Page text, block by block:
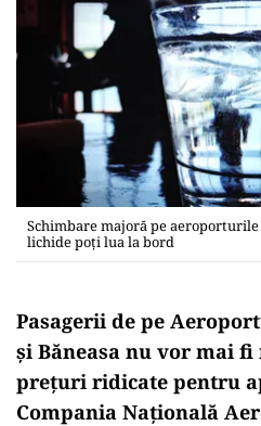
Schimbare majoră pe
lichide poţi lua la bord
Pasagerii de pe
și Băneasa nu vor mai
prețuri ridicate pentru
Compania Națională